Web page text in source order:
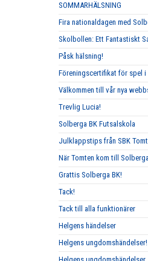
SOMMARHÄLSNING
Fira nationaldagen med
Skolbollen: Ett Fantastiskt
Påsk hälsning!
Föreningscertifikat för spel i
Välkommen till vår nya
Trevlig Lucia!
Solberga BK Futsalskola
Julklappstips från SBK
När Tomten kom till Solberga
Grattis Solberga BK!
Tack!
Tack till alla funktionärer
Helgens händelser
Helgens ungdomshändelser!